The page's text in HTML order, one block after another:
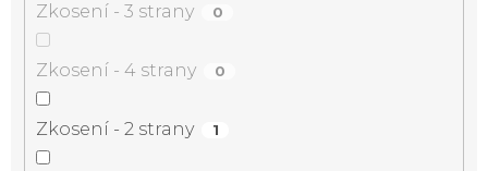
Zkosení - 3 strany 0
Zkosení - 4 strany 0
Zkosení - 2 strany 1